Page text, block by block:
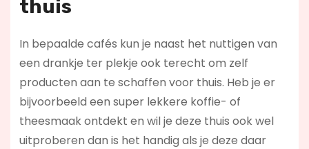
thuis
In bepaalde cafés kun je naast het nuttigen van
een drankje ter plekje ook terecht om zelf
producten aan te schaffen voor thuis. Heb je er
bijvoorbeeld een super lekkere koffie- of
theesmaak ontdekt en wil je deze thuis ook wel
uitproberen dan is het handig als je deze daar